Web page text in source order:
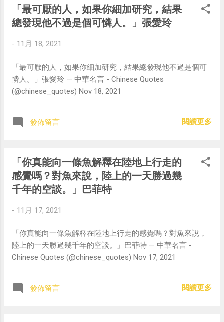
「最可厭的人，如果你細加研究，結果
總發現他不過是個可憐人。」張愛玲
- 11月 18, 2021
「最可厭的人，如果你細加研究，結果總發現他不過是個可
憐人。」張愛玲 — 中華名言 - Chinese Quotes
(@chinese_quotes) Nov 18, 2021
發佈留言 閱讀更多
「你真能向一條魚解釋在陸地上行走的
感覺嗎？對魚來說，陸上的一天勝過幾
千年的空談。」巴菲特
- 11月 17, 2021
「你真能向一條魚解釋在陸地上行走的感覺嗎？對魚來說，
陸上的一天勝過幾千年的空談。」巴菲特 — 中華名言 -
Chinese Quotes (@chinese_quotes) Nov 17, 2021
發佈留言 閱讀更多